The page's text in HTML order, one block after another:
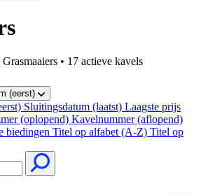
Grasmaaiers • 17 actieve kavels
(eerst)
Sluitingsdatum (laatst) Laagste prijs
(oplopend) Kavelnummer (aflopend)
biedingen Titel op alfabet (A-Z) Titel op